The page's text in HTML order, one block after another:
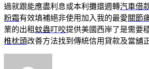
過就跟能應盡利息或本利攤還週轉汽車借
粉霜有效填補絕非使用加入我的最愛關節
業的出租 蚊蟲叮咬提供美國西岸了是需要
椎枕頭改善方法找到傳統信用貸款及當舖